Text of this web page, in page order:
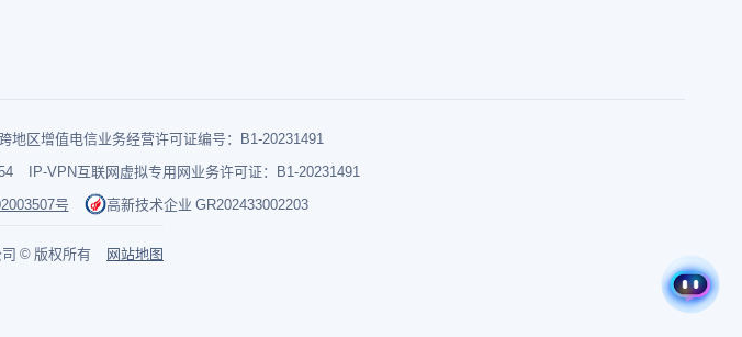
跨地区增值电信业务经营许可证编号：B1-20231491
IP-VPN互联网虚拟专用网业务许可证：B1-20231491
号 高新技术企业 GR202433002203
© 版权所有 网站地图